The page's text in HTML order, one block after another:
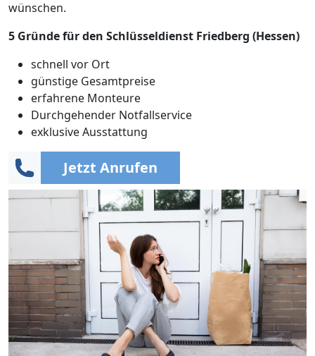
wünschen.
5 Gründe für den Schlüsseldienst Friedberg (Hessen)
schnell vor Ort
günstige Gesamtpreise
erfahrene Monteure
Durchgehender Notfallservice
exklusive Ausstattung
Jetzt Anrufen